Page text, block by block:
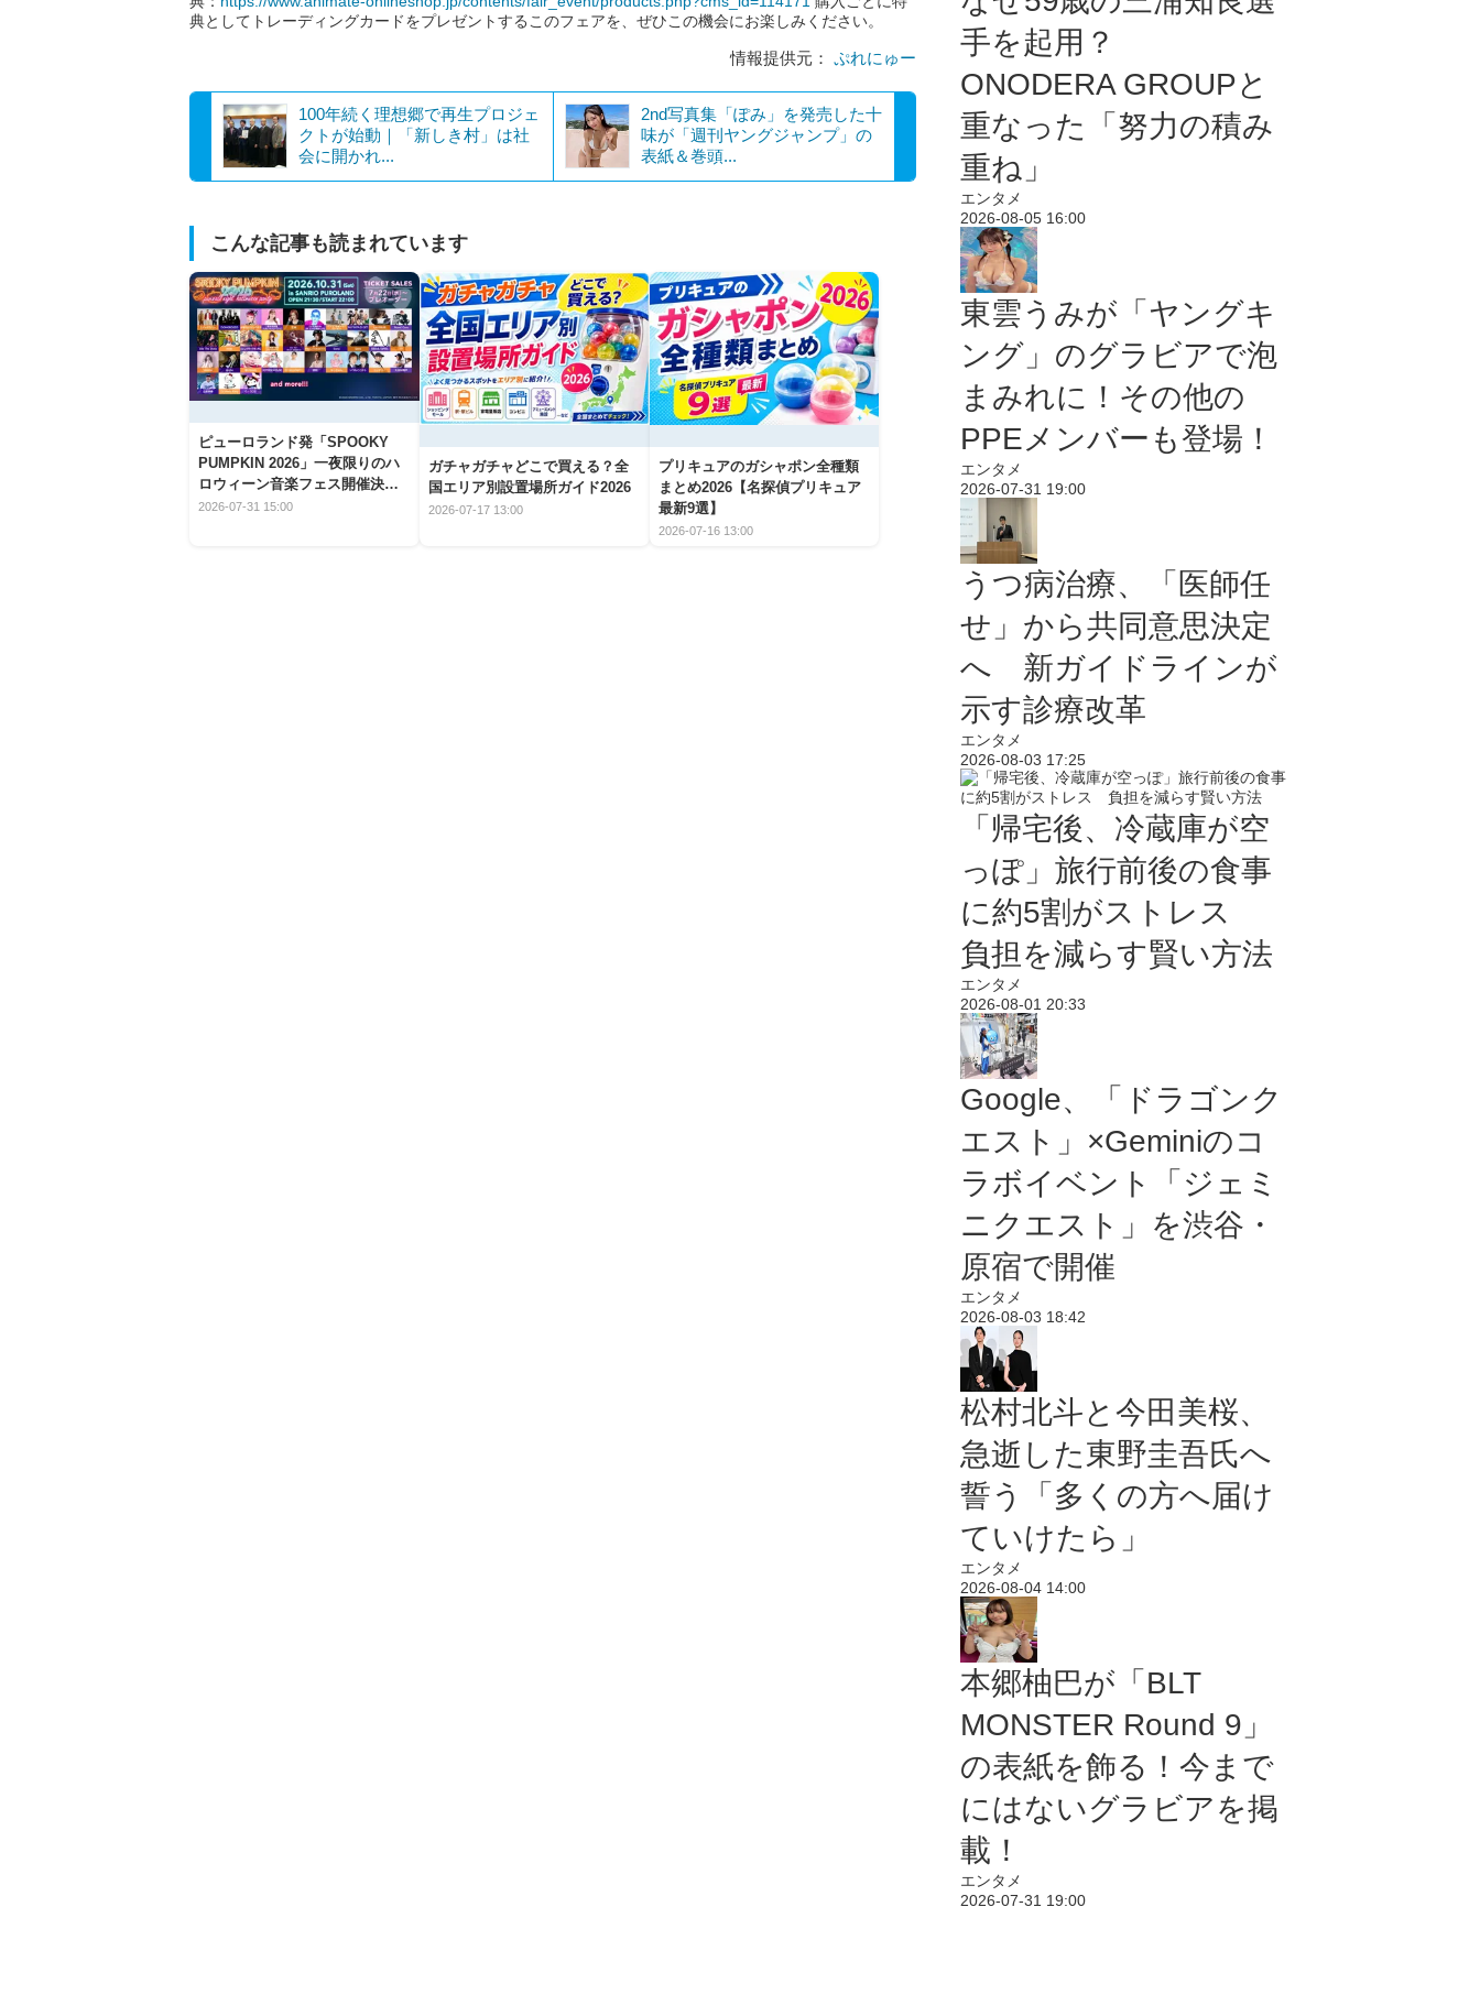
典としてトレーディングカードをプレゼントするこのフェアを、ぜひこの機会にお楽しみください。
情報提供元： ぷれにゅー
100年続く理想郷で再生プロジェ
クトが始動｜「新しき村」は社
会に開かれ...
2nd写真集「ぽみ」を発売した十
味が「週刊ヤングジャンプ」の
表紙＆巻頭...
こんな記事も読まれています
ピューロランド発「SPOOKY
PUMPKIN 2026」一夜限りのハ
ロウィーン音楽フェス開催決
定！
2026-07-31 15:00
ガチャガチャどこで買える？全
国エリア別設置場所ガイド2026
2026-07-17 13:00
プリキュアのガシャポン全種類
まとめ2026【名探偵プリキュア
最新9選】
2026-07-16 13:00
手を起用？
ONODERA GROUPと
重なった「努力の積み
重ね」
エンタメ
2026-08-05 16:00
東雲うみが「ヤングキ
ング」のグラビアで泡
まみれに！その他の
PPEメンバーも登場！
エンタメ
2026-07-31 19:00
うつ病治療、「医師任
せ」から共同意思決定
へ 新ガイドラインが
示す診療改革
エンタメ
2026-08-03 17:25
「帰宅後、冷蔵庫が空
っぽ」旅行前後の食事
に約5割がストレス
負担を減らす賢い方法
エンタメ
2026-08-01 20:33
Google、「ドラゴンク
エスト」×Geminiのコ
ラボイベント「ジェミ
ニクエスト」を渋谷・
原宿で開催
エンタメ
2026-08-03 18:42
松村北斗と今田美桜、
急逝した東野圭吾氏へ
誓う「多くの方へ届け
ていけたら」
エンタメ
2026-08-04 14:00
本郷柚巴が「BLT
MONSTER Round 9」
の表紙を飾る！今まで
にはないグラビアを掲
載！
エンタメ
2026-07-31 19:00